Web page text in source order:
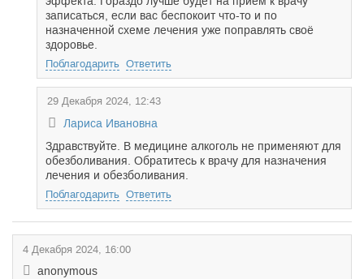
записаться, если вас беспокоит что-то и по
назначенной схеме лечения уже поправлять своё
здоровье.
Поблагодарить Ответить
29 Декабря 2024, 12:43
Лариса Ивановна
Здравствуйте. В медицине алкоголь не применяют для
обезболивания. Обратитесь к врачу для назначения
лечения и обезболивания.
Поблагодарить Ответить
4 Декабря 2024, 16:00
anonymous